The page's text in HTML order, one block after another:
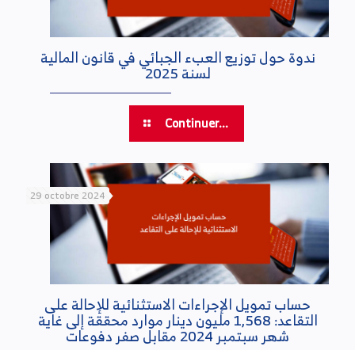
ندوة حول توزيع العبء الجبائي في قانون المالية
لسنة 2025
Continuer...
29 octobre 2024
حساب تمويل الإجراءات الاستثنائية للإحالة على
التقاعد: 1,568 مليون دينار موارد محققة إلى غاية
شهر سبتمبر 2024 مقابل صفر دفوعات